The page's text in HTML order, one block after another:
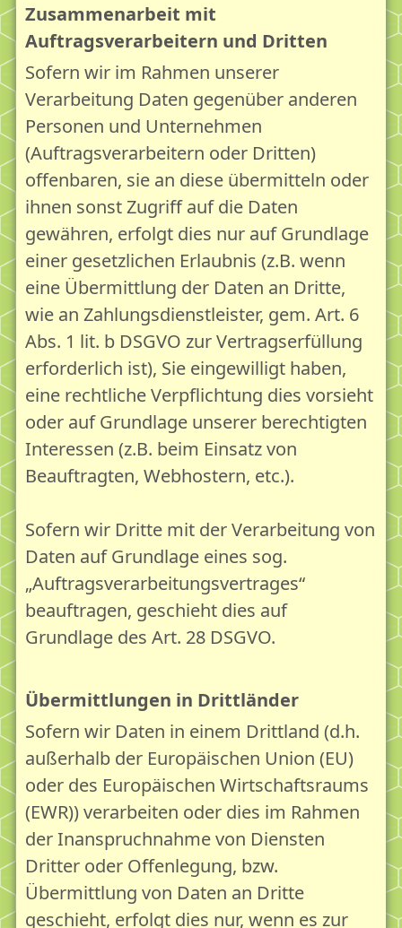
Zusammenarbeit mit
Auftragsverarbeitern und Dritten
Sofern wir im Rahmen unserer
Verarbeitung Daten gegenüber anderen
Personen und Unternehmen
(Auftragsverarbeitern oder Dritten)
offenbaren, sie an diese übermitteln oder
ihnen sonst Zugriff auf die Daten
gewähren, erfolgt dies nur auf Grundlage
einer gesetzlichen Erlaubnis (z.B. wenn
eine Übermittlung der Daten an Dritte,
wie an Zahlungsdienstleister, gem. Art. 6
Abs. 1 lit. b DSGVO zur Vertragserfüllung
erforderlich ist), Sie eingewilligt haben,
eine rechtliche Verpflichtung dies vorsieht
oder auf Grundlage unserer berechtigten
Interessen (z.B. beim Einsatz von
Beauftragten, Webhostern, etc.).
Sofern wir Dritte mit der Verarbeitung von
Daten auf Grundlage eines sog.
„Auftragsverarbeitungsvertrages“
beauftragen, geschieht dies auf
Grundlage des Art. 28 DSGVO.
Übermittlungen in Drittländer
Sofern wir Daten in einem Drittland (d.h.
außerhalb der Europäischen Union (EU)
oder des Europäischen Wirtschaftsraums
(EWR)) verarbeiten oder dies im Rahmen
der Inanspruchnahme von Diensten
Dritter oder Offenlegung, bzw.
Übermittlung von Daten an Dritte
geschieht, erfolgt dies nur, wenn es zur